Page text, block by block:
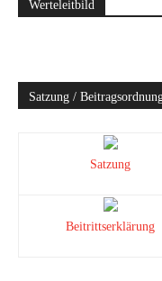
Werteleitbild
Satzung /
Satzung
Beitrittserklärung